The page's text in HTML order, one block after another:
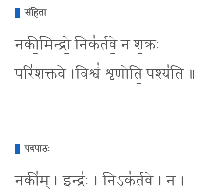
संहिता
नकी॒मिन्द्रो॒ निक॑र्तवे॒ न श॒क्रः
परि॑शक्तवे ।विश्वं॑ शृणोति॒ पश्य॑ति ॥
पदपाठः
नकी॑म् । इन्द्रः॑ । निऽक॑र्तवे । न ।